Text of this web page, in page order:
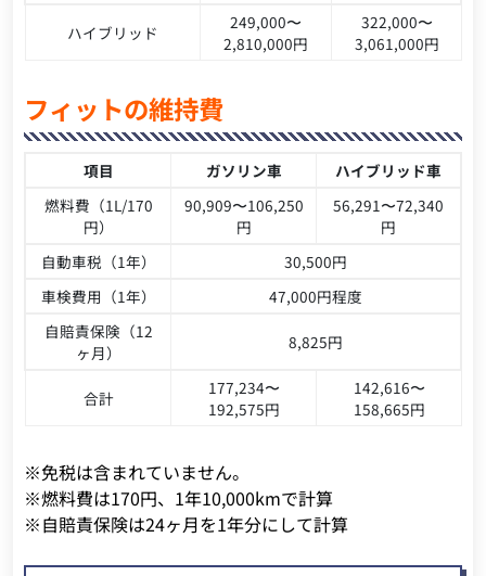
ハイブリッド
249,000〜
2,810,000円
322,000〜
3,061,000円
フィットの維持費
項目 ガソリン車
ハイブリッド車
燃料費（1L/170
円）
90,909〜106,250
円
56,291〜72,340
円
自動車税（1年）
30,500円
車検費用（1年）
47,000円程度
自賠責保険（12
ヶ月）
8,825円
合計
177,234〜
192,575円
142,616〜
158,665円
※免税は含まれていません。
※燃料費は170円、1年10,000kmで計算
※自賠責保険は24ヶ月を1年分にして計算